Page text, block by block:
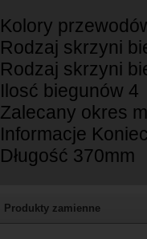
Kolory
Rodzaj skrzyni
Rodzaj skrzyni
Ilosć biegunów 4
Zalecany okres
Informacje
Długość 370mm
Produkty zamienne